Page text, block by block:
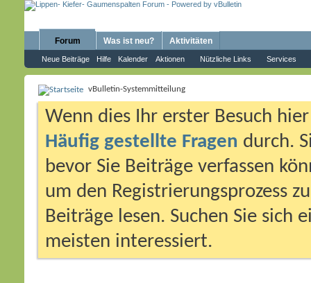
Forum
Neue Beiträge Hilfe Kalender Aktionen Nützliche Links Services
Was ist neu? Aktivitäten
vBulletin-Systemmitteilung
Wenn dies Ihr erster Besuch
Häufig gestellte Fragen durch.
bevor Sie Beiträge verfassen
um den Registrierungsprozess
Beiträge lesen. Suchen Sie sich
meisten interessiert.